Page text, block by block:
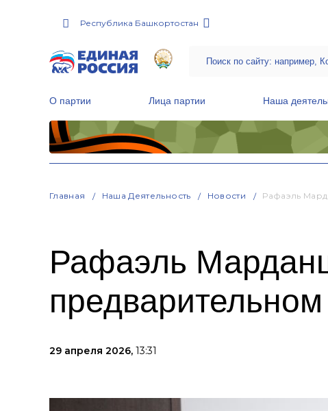
Республика Башкортостан
О партии Лица партии Наша
Главная Наша Деятельность Новости Рафаэль
Рафаэль
29 апреля 2026, 13:31